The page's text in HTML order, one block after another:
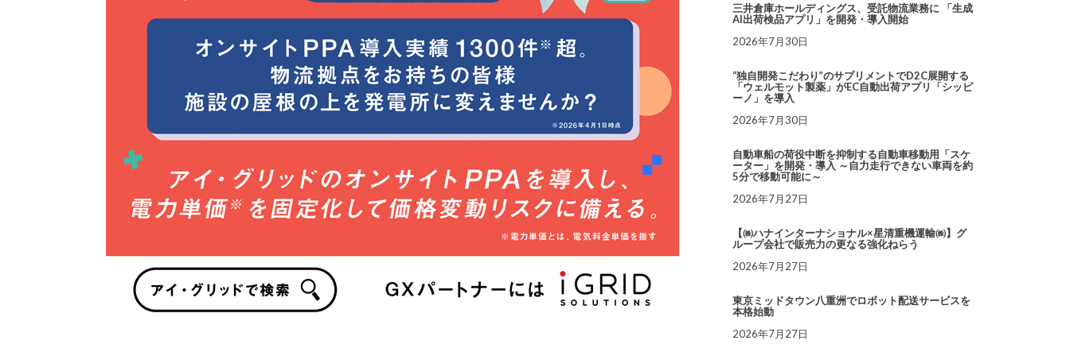
三井倉庫ホールディングス、受託物流業務に 「生成
AI出荷検品アプリ」を開発・導入開始
2026年7月30日
“独自開発こだわり”のサプリメントでD2C展開する
「ウェルモット製薬」がEC自動出荷アプリ「シッピ
ーノ」を導入
2026年7月30日
自動車船の荷役中断を抑制する自動車移動用「スケ
ーター」を開発・導入 ～自力走行できない車両を約
5分で移動可能に～
2026年7月27日
【㈱ハナインターナショナル×星清重機運輸㈱】グ
ループ会社で販売力の更なる強化ねらう
2026年7月27日
東京ミッドタウン八重洲でロボット配送サービスを
本格始動
2026年7月27日